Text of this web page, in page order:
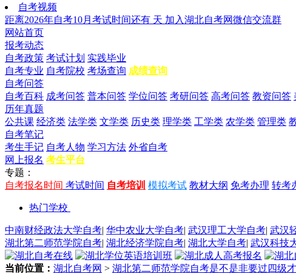
自考视频
距离2026年自考10月考试时间还有 天 加入湖北自考网微信交流群
网站首页
报考动态
自考政策 考试计划 实践毕业
自考专业 自考院校 考场查询 成绩查询
自考问答
自考百科 成考问答 普本问答 学位问答 考研问答 高考问答 教资问答
历年真题
公共课 经济类 法学类 文学类 历史类 理学类 工学类 农学类 管理类
自考笔记
考生手记 自考人物 学习方法 外省自考
网上报名 考生平台
专题：
自考报名时间 考试时间 自考培训 模拟考试 教材大纲 免考办理 转考
热门学校
中南财经政法大学自考| 华中农业大学自考| 武汉理工大学自考| 武汉
湖北第二师范学院自考| 湖北经济学院自考| 湖北大学自考| 武汉科技
当前位置： 湖北自考网 > 湖北第二师范学院自考是不是非要过四级